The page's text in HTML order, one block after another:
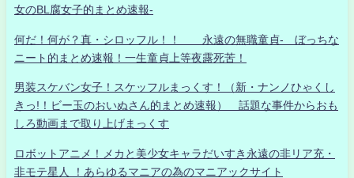
女のBL腐女子的まとめ速報-
何だ！何が？真・シロッフル！！ 永遠の無職童貞- ぼっちな
ニート的まとめ速報！一生童貞上等夜露死苦！
男装スケバン女子！スケッフルまっくす！（新・ナンノひゃくし
きっ!！ビー玉のおいぬさん的まとめ速報） 話題な事件からおも
しろ動画まで取り上げまっくす
ロボットアニメ！メカと美少女キャラだいすき永遠の非リア充・
非モテ星人 ！あらゆるマニアの為のマニアックサイト